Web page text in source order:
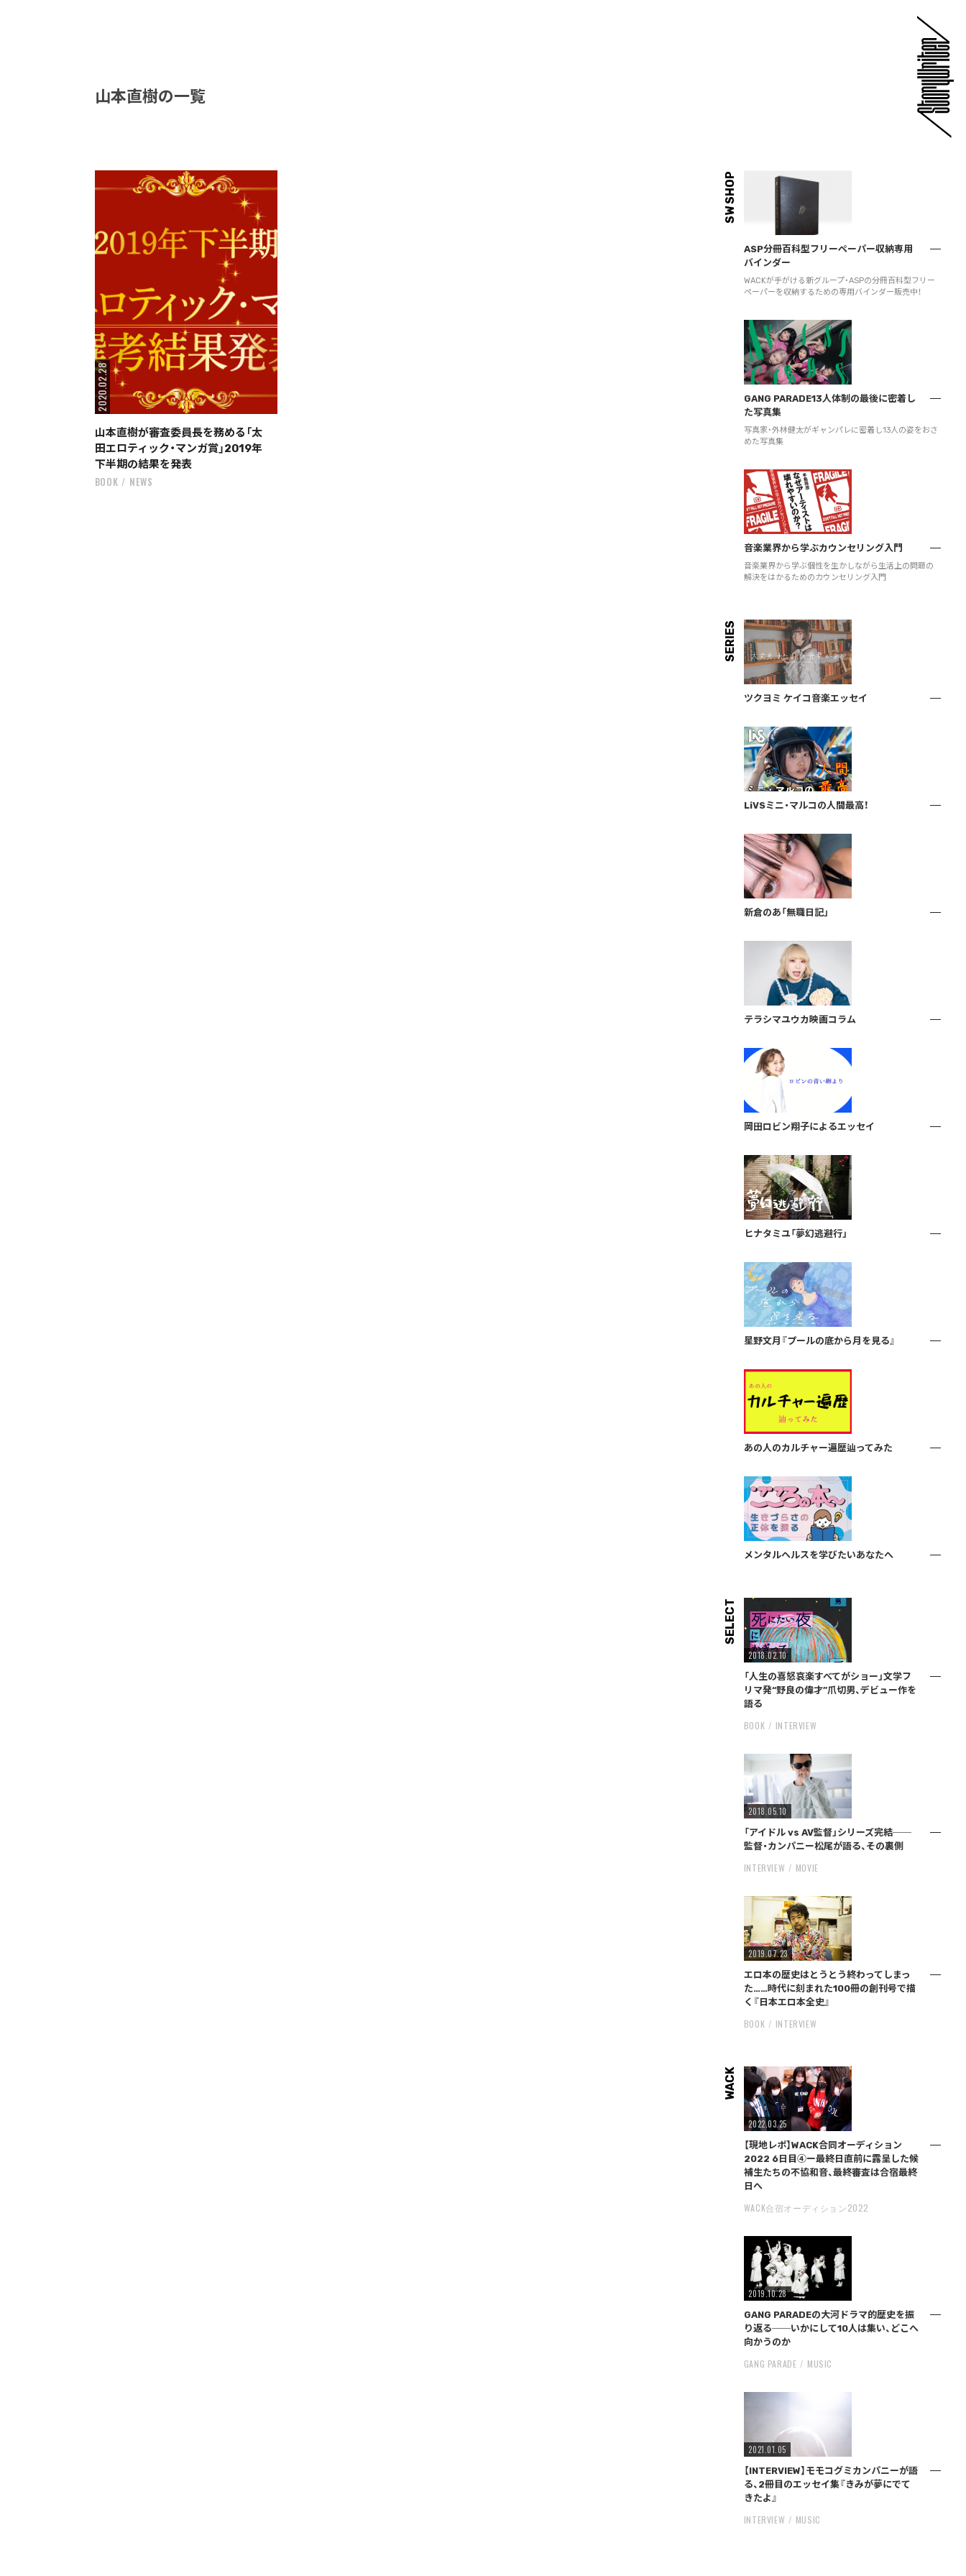
山本直樹の一覧
2020.02.28
山本直樹が審査委員長を務める「太
田エロティック・マンガ賞」2019年
下半期の結果を発表
BOOK NEWS
SW SHOP
ASP分冊百科型フリーペーパー収納専用
バインダー
WACKが手がける新グループ・ASPの分冊百科型フリー
ペーパーを収納するための専用バインダー販売中！
GANG PARADE13人体制の最後に密着し
た写真集
写真家・外林健太がギャンパレに密着し13人の姿をおさ
めた写真集
音楽業界から学ぶカウンセリング入門
音楽業界から学ぶ個性を生かしながら生活上の問題の
解決をはかるためのカウンセリング入門
SERIES
ツクヨミ ケイコ音楽エッセイ
LiVSミニ・マルコの人間最高！
新倉のあ「無職日記」
テラシマユウカ映画コラム
岡田ロビン翔子によるエッセイ
ヒナタミユ「夢幻逃避行」
星野文月『プールの底から月を見る』
あの人のカルチャー遍歴辿ってみた
メンタルヘルスを学びたいあなたへ
SELECT
2018.02.10
「人生の喜怒哀楽すべてがショー」文学フ
リマ発“野良の偉才”爪切男、デビュー作を
語る
BOOK INTERVIEW
2018.05.10
「アイドル vs AV監督」シリーズ完結──
監督・カンパニー松尾が語る、その裏側
INTERVIEW MOVIE
2019.07.23
エロ本の歴史はとうとう終わってしまっ
た……時代に刻まれた100冊の創刊号で描
く『日本エロ本全史』
BOOK INTERVIEW
WACK
2022.03.25
【現地レポ】WACK合同オーディション
2022 6日目④ー最終日直前に露呈した候
補生たちの不協和音、最終審査は合宿最終
日へ
WACK合宿オーディション2022
2019.10.28
GANG PARADEの大河ドラマ的歴史を振
り返る──いかにして10人は集い、どこへ
向かうのか
GANG PARADE MUSIC
2021.01.05
【INTERVIEW】モモコグミカンパニーが語
る、2冊目のエッセイ集『きみが夢にでて
きたよ』
INTERVIEW MUSIC